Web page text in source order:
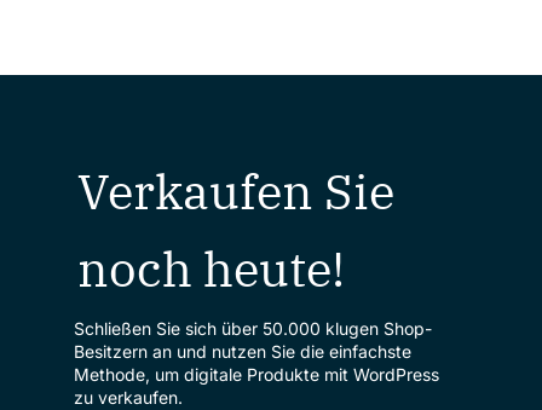
Verkaufen Sie
noch heute!
Schließen Sie sich über 50.000 klugen Shop-
Besitzern an und nutzen Sie die einfachste
Methode, um digitale Produkte mit WordPress
zu verkaufen.